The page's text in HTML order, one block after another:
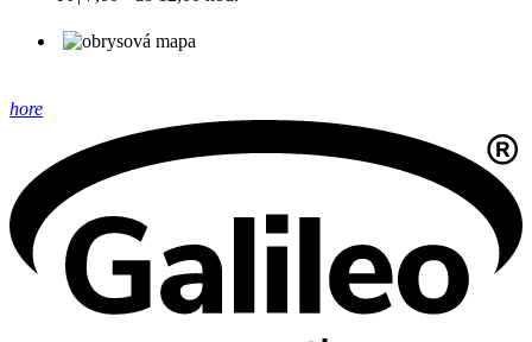
hore